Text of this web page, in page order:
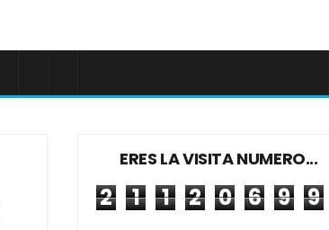
ERES LA VISITA NUMERO...
2 1 1 2 0 6 9 9